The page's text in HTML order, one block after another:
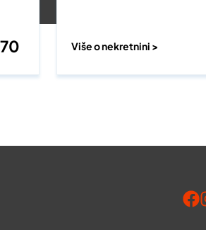
Više o nekretnini >